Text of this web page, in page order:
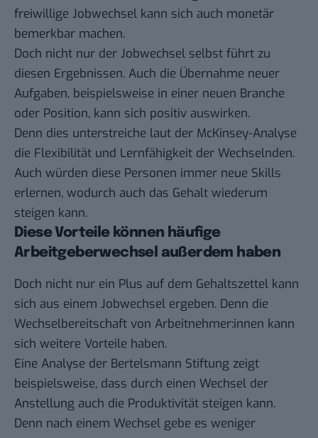
freiwillige Jobwechsel kann sich auch monetär
bemerkbar machen.
Doch nicht nur der Jobwechsel selbst führt zu
diesen Ergebnissen. Auch die Übernahme neuer
Aufgaben, beispielsweise in einer neuen Branche
oder Position, kann sich positiv auswirken.
Denn dies unterstreiche laut der McKinsey-Analyse
die Flexibilität und Lernfähigkeit der Wechselnden.
Auch würden diese Personen immer neue Skills
erlernen, wodurch auch das Gehalt wiederum
steigen kann.
Diese Vorteile können häufige
Arbeitgeberwechsel außerdem haben
Doch nicht nur ein Plus auf dem Gehaltszettel kann
sich aus einem Jobwechsel ergeben. Denn die
Wechselbereitschaft von Arbeitnehmer:innen kann
sich weitere Vorteile haben.
Eine Analyse der Bertelsmann Stiftung zeigt
beispielsweise, dass durch einen Wechsel der
Anstellung auch die Produktivität steigen kann.
Denn nach einem Wechsel gebe es weniger